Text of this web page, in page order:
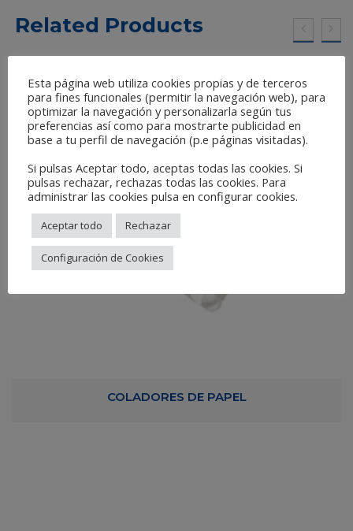
Related Products
COLADORES DE PAPEL
Esta página web utiliza cookies propias y de terceros
para fines funcionales (permitir la navegación web), para
optimizar la navegación y personalizarla según tus
preferencias así como para mostrarte publicidad en
base a tu perfil de navegación (p.e páginas visitadas).
Si pulsas Aceptar todo, aceptas todas las cookies. Si
pulsas rechazar, rechazas todas las cookies. Para
administrar las cookies pulsa en configurar cookies.
Aceptar todo Rechazar
Configuración de Cookies